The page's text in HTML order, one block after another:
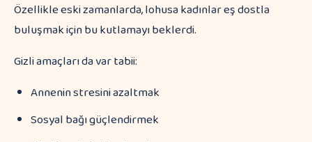
Özellikle eski zamanlarda, lohusa kadınlar eş dostla
buluşmak için bu kutlamayı beklerdi.
Gizli amaçları da var tabii:
Annenin stresini azaltmak
Sosyal bağı güçlendirmek